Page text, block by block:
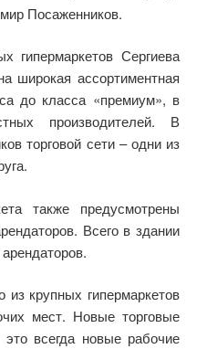
Посаженников.
Сергиева
широкая ассортиментная
до класса «премиум», в
производителей. В
торговой сети – одни из
также предусмотрены
Всего в здании
из крупных гипермаркетов
мест. Новые торговые
всегда новые рабочие